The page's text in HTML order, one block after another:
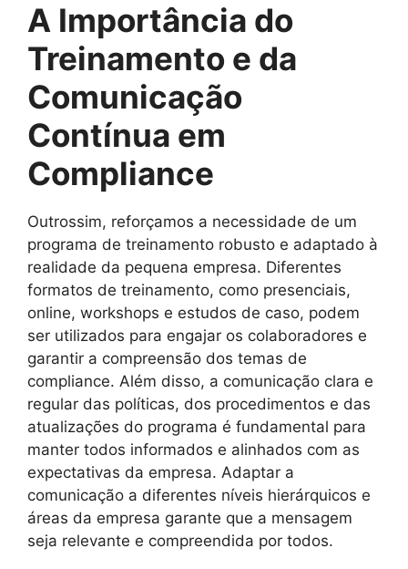
A Importância do
Treinamento e da
Comunicação
Contínua em
Compliance
Outrossim, reforçamos a necessidade de um
programa de treinamento robusto e adaptado à
realidade da pequena empresa. Diferentes
formatos de treinamento, como presenciais,
online, workshops e estudos de caso, podem
ser utilizados para engajar os colaboradores e
garantir a compreensão dos temas de
compliance. Além disso, a comunicação clara e
regular das políticas, dos procedimentos e das
atualizações do programa é fundamental para
manter todos informados e alinhados com as
expectativas da empresa. Adaptar a
comunicação a diferentes níveis hierárquicos e
áreas da empresa garante que a mensagem
seja relevante e compreendida por todos.